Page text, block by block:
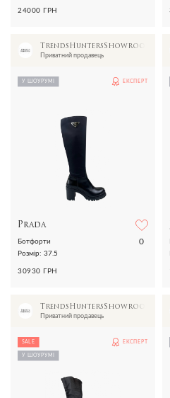
24000 ГРН
TrendsHuntersShowroom
Приватний продавець
У ШОУРУМІ ЕКСПЕРТ
Prada
0
Ботфорти
Розмір: 37.5
30930 ГРН
TrendsHuntersShowroom
Приватний продавець
SALE
У ШОУРУМІ
ЕКСПЕРТ